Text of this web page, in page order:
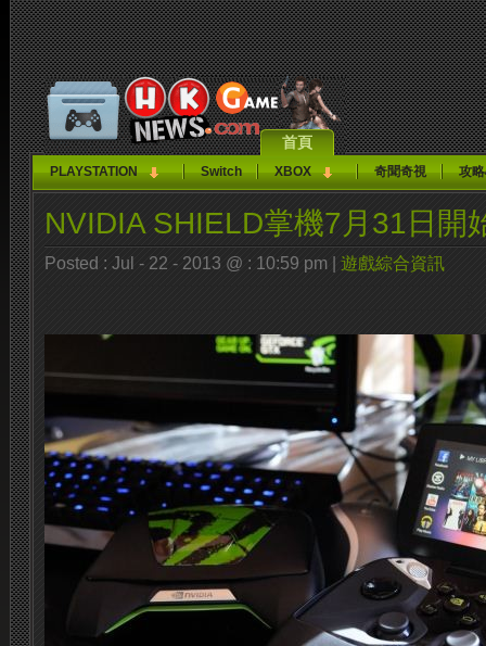
首頁
PLAYSTATION Switch XBOX 奇聞奇視 攻
NVIDIA SHIELD掌機7月31日開
Posted : Jul - 22 - 2013 @ : 10:59 pm | 遊戲綜合資訊